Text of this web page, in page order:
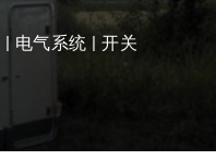
电气系统 开关